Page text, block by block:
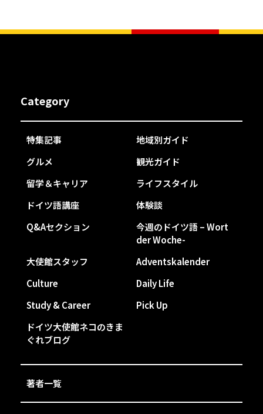
Category
特集記事
地域別ガイド
グルメ
観光ガイド
留学＆キャリア
ライフスタイル
ドイツ語講座
体験談
Q&Aセクション
今週のドイツ語 – Wort
der Woche-
大使館スタッフ
Adventskalender
Culture
Daily Life
Study & Career
Pick Up
ドイツ大使館ネコのきま
ぐれブログ
著者一覧